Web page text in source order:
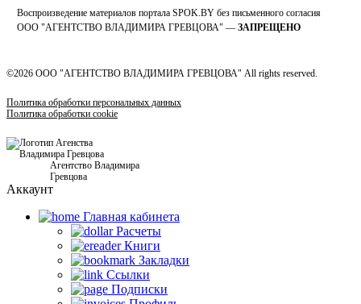
Воспроизведение материалов портала SPOK.BY без письменного согласия
OOO "АГЕНТСТВО ВЛАДИМИРА ГРЕВЦОВА" — ЗАПРЕЩЕНО
©2026 ООО "АГЕНТСТВО ВЛАДИМИРА ГРЕВЦОВА" All rights reserved.
Политика обработки персональных данных
Политика обработки cookie
Агентство Владимира
Гревцова
Аккаунт
Главная кабинетa
Расчеты
Книги
Закладки
Ссылки
Подписки